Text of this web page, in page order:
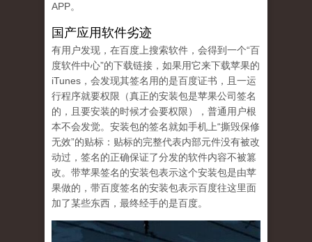
APP。
国产应用软件劣迹
有用户发现，在百度上搜索软件，会得到一个“百
度软件中心”的下载链接，如果用它来下载苹果的
iTunes，会发现其签名用的是百度证书，且一运
行程序就要权限（真正的安装包是苹果公司签名
的，且要安装的时候才会要权限），普通用户根
本不会发觉。安装包的签名就如手机上“撕毁保修
无效”的贴标：贴标的完整代表内部元件没有被改
动过，签名的正确保证了分发的软件内容不被篡
改。带苹果签名的安装包表示这个安装包是由苹
果做的，带百度签名的安装包表示百度往这里面
加了某些东西，最终经手的是百度。
tu_1.jpg